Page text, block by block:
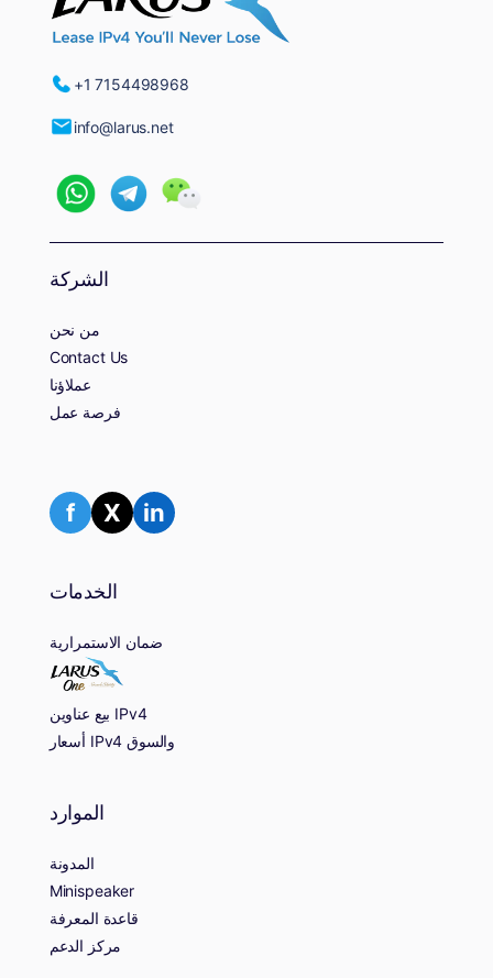
+1 7154498968
info@larus.net
الشركة
من نحن
Contact Us
عملاؤنا
فرصة عمل
f X in
الخدمات
ضمان الاستمرارية
بيع عناوين IPv4
أسعار IPv4 والسوق
الموارد
المدونة
Minispeaker
قاعدة المعرفة
مركز الدعم